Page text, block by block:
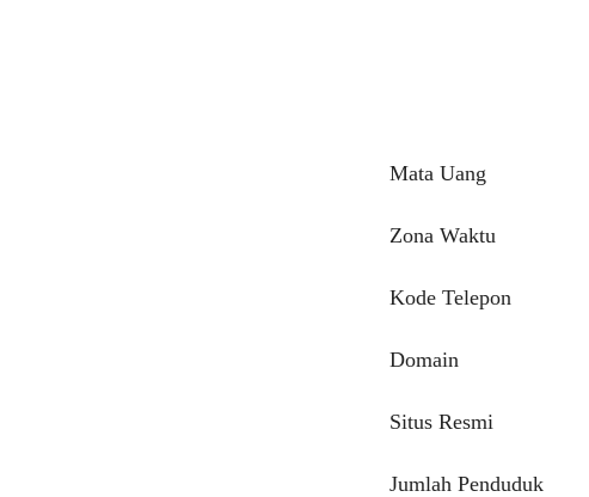
Mata Uang
Zona Waktu
Kode Telepon
Domain
Situs Resmi
Jumlah Penduduk